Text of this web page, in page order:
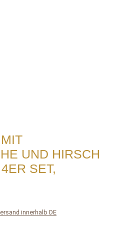
UND HIRSCH
SET,
innerhalb DE